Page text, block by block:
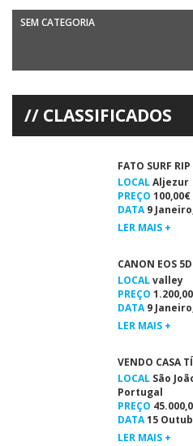
SEM CATEGORIA
Windsurf – Campeonato do Mundo
CLASSIFICADOS
FATO SURF
LOCALAljezur
PREÇO 100,00€
DATA9
LER MAIS +
CANON EOS
LOCALvalley
PREÇO
DATA9
LER MAIS +
VENDO CASA
LOCAL São
Portugal
PREÇO
DATA15
LER MAIS +